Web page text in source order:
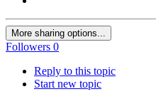
More sharing options...
Followers 0
Reply to this topic
Start new topic